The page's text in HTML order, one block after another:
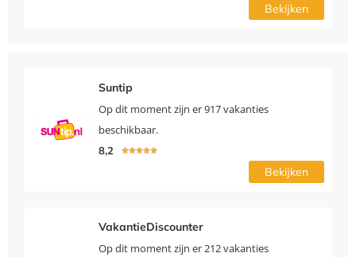
Bekijken
Suntip
Op dit moment zijn er 917 vakanties
beschikbaar.
8,2 
Bekijken
VakantieDiscounter
Op dit moment zijn er 212 vakanties